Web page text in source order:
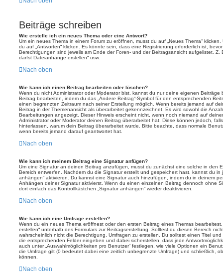
Beiträge schreiben
Wie erstelle ich ein neues Thema oder eine Antwort?
Um ein neues Thema in einem Forum zu eröffnen, musst du auf „Neues Thema“
du auf „Antworten“ klicken. Es könnte sein, dass eine Registrierung erforderlich ist,
Berechtigungen sind jeweils am Ende der Foren- und der Beitragsansicht aufgelistet. Z.
darfst Dateianhänge erstellen“ usw.
Nach oben
Wie kann ich einen Beitrag bearbeiten oder löschen?
Wenn du nicht Administrator oder Moderator bist, kannst du nur deine eigenen
Beitrag bearbeiten, indem du das „Ändere Beitrag“-Symbol für den entsprechenden
einen begrenzten Zeitraum nach seiner Erstellung möglich. Wenn bereits jemand auf
Beitrag in der Themenansicht als überarbeitet gekennzeichnet. Es wird sowohl die
Bearbeitungen angezeigt. Dieser Hinweis erscheint nicht, wenn noch niemand auf
Administrator oder Moderator deinen Beitrag überarbeitet hat. Diese können jedoch,
hinterlassen, warum dein Beitrag überarbeitet wurde. Bitte beachte, dass normale
wenn bereits jemand darauf geantwortet hat.
Nach oben
Wie kann ich meinem Beitrag eine Signatur anfügen?
Um eine Signatur an deinen Beitrag anzufügen, musst du zunächst eine solche in den
Bereich entwerfen. Nachdem du die Signatur erstellt und gespeichert hast, kannst du in
anhängen“ aktivieren. Du kannst eine Signatur auch hinzufügen, indem du in deinem
Anhängen deiner Signatur aktivierst. Wenn du einen einzelnen Beitrag dennoch ohne
dort einfach das Kontrollkästchen „Signatur anhängen“ wieder deaktivieren.
Nach oben
Wie kann ich eine Umfrage erstellen?
Wenn du ein neues Thema eröffnest oder den ersten Beitrag eines Themas
erstellen“ unterhalb des Formulars zur Beitragserstellung. Solltest du diesen Bereich
wahrscheinlich nicht die Berechtigung, Umfragen zu erstellen. Du solltest einen Titel
die entsprechenden Felder eingeben und dabei sicherstellen, dass jede
auch unter „Auswahlmöglichkeiten pro Benutzer“ festlegen, wie viele Optionen ein
die Umfrage gilt (0 bedeutet dabei eine zeitlich unbegrenzte Umfrage) und schließlich,
können.
Nach oben